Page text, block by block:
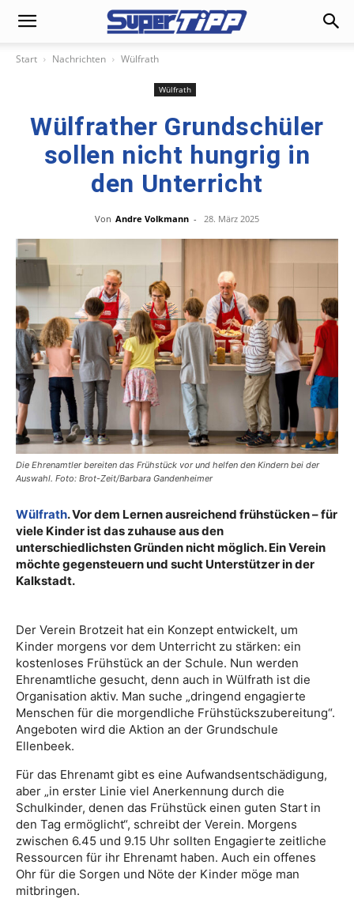
Start Nachrichten Wülfrath
Wülfrath
Wülfrather Grundschüler
sollen nicht hungrig in
den Unterricht
Von Andre Volkmann - 28. März 2025
Die Ehrenamtler bereiten das Frühstück vor und helfen den Kindern bei der
Auswahl. Foto: Brot-Zeit/Barbara Gandenheimer
Wülfrath. Vor dem Lernen ausreichend frühstücken – für
viele Kinder ist das zuhause aus den
unterschiedlichsten Gründen nicht möglich. Ein Verein
möchte gegensteuern und sucht Unterstützer in der
Kalkstadt.
Der Verein Brotzeit hat ein Konzept entwickelt, um
Kinder morgens vor dem Unterricht zu stärken: ein
kostenloses Frühstück an der Schule. Nun werden
Ehrenamtliche gesucht, denn auch in Wülfrath ist die
Organisation aktiv. Man suche „dringend engagierte
Menschen für die morgendliche Frühstückszubereitung“.
Angeboten wird die Aktion an der Grundschule
Ellenbeek.
Für das Ehrenamt gibt es eine Aufwandsentschädigung,
aber „in erster Linie viel Anerkennung durch die
Schulkinder, denen das Frühstück einen guten Start in
den Tag ermöglicht“, schreibt der Verein. Morgens
zwischen 6.45 und 9.15 Uhr sollten Engagierte zeitliche
Ressourcen für ihr Ehrenamt haben. Auch ein offenes
Ohr für die Sorgen und Nöte der Kinder möge man
mitbringen.